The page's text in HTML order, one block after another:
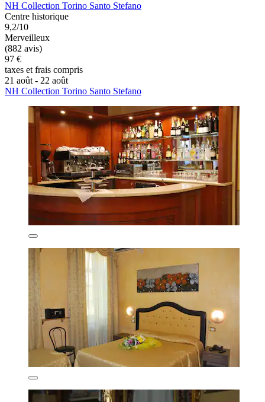
NH Collection Torino Santo Stefano
Centre historique
9,2/10
Merveilleux
(882 avis)
97 €
taxes et frais compris
21 août - 22 août
NH Collection Torino Santo Stefano